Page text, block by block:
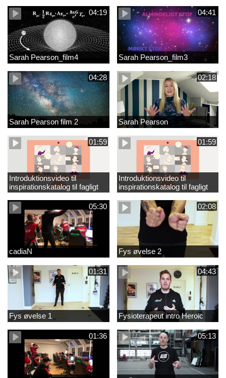
04:19
Sarah Pearson_film4
04:41
Sarah Pearson_film3
04:28
Sarah Pearson film 2
02:18
Sarah Pearson
01:59
Introduktionsvideo til
inspirationskatalog til fagligt
løft_tilrettet
01:59
Introduktionsvideo til
inspirationskatalog til fagligt
løft
05:30
cadiaN
02:08
Fys øvelse 2
01:31
Fys øvelse 1
04:43
Fysioterapeut intro Heroic
01:36 05:13